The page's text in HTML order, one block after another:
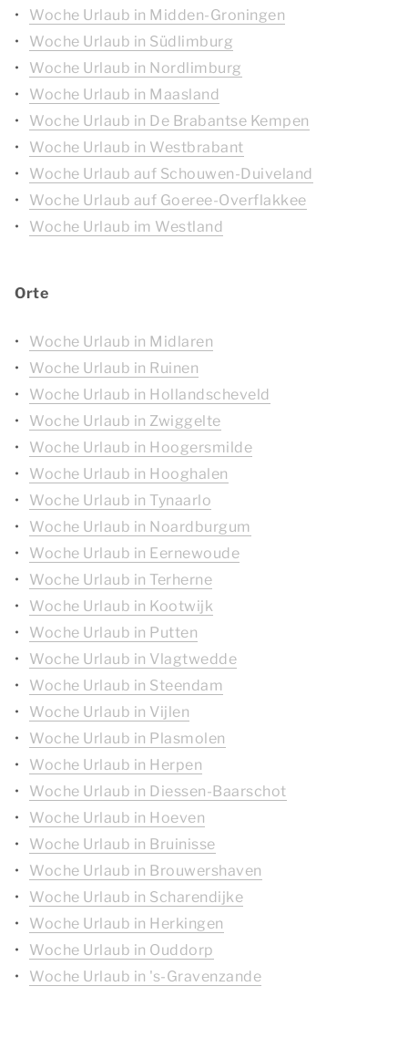
Woche Urlaub in Midden-Groningen
Woche Urlaub in Südlimburg
Woche Urlaub in Nordlimburg
Woche Urlaub in Maasland
Woche Urlaub in De Brabantse Kempen
Woche Urlaub in Westbrabant
Woche Urlaub auf Schouwen-Duiveland
Woche Urlaub auf Goeree-Overflakkee
Woche Urlaub im Westland
Orte
Woche Urlaub in Midlaren
Woche Urlaub in Ruinen
Woche Urlaub in Hollandscheveld
Woche Urlaub in Zwiggelte
Woche Urlaub in Hoogersmilde
Woche Urlaub in Hooghalen
Woche Urlaub in Tynaarlo
Woche Urlaub in Noardburgum
Woche Urlaub in Eernewoude
Woche Urlaub in Terherne
Woche Urlaub in Kootwijk
Woche Urlaub in Putten
Woche Urlaub in Vlagtwedde
Woche Urlaub in Steendam
Woche Urlaub in Vijlen
Woche Urlaub in Plasmolen
Woche Urlaub in Herpen
Woche Urlaub in Diessen-Baarschot
Woche Urlaub in Hoeven
Woche Urlaub in Bruinisse
Woche Urlaub in Brouwershaven
Woche Urlaub in Scharendijke
Woche Urlaub in Herkingen
Woche Urlaub in Ouddorp
Woche Urlaub in 's-Gravenzande